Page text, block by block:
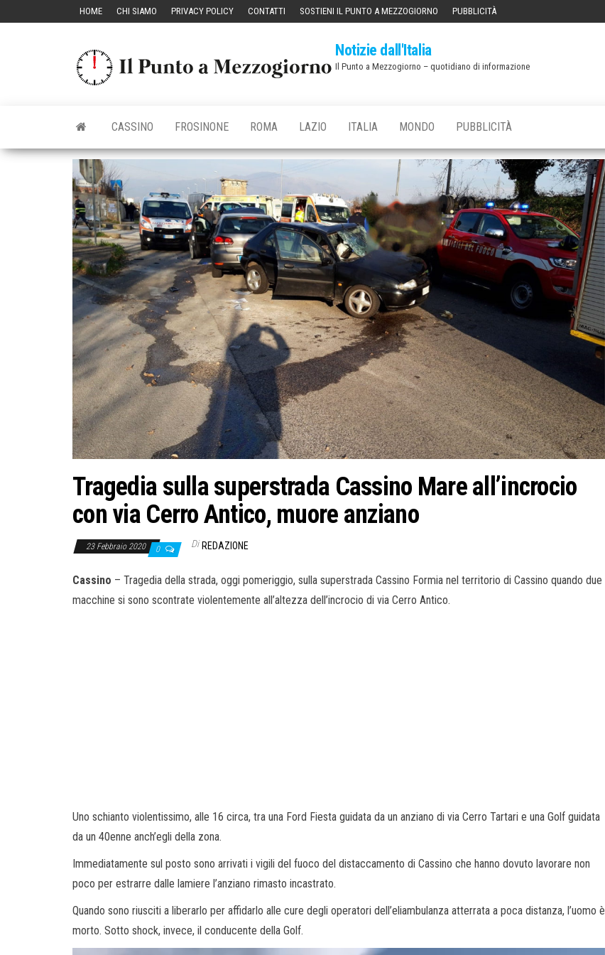
HOME CHI SIAMO PRIVACY POLICY CONTATTI SOSTIENI IL PUNTO A MEZZOGIORNO PUBBLICITÀ
Notizie dall'Italia
Il Punto a Mezzogiorno – quotidiano di informazione
CASSINO FROSINONE ROMA LAZIO ITALIA MONDO PUBBLICITÀ
Tragedia sulla superstrada Cassino Mare all’incrocio
con via Cerro Antico, muore anziano
23 Febbraio 2020 0 Di REDAZIONE
Cassino – Tragedia della strada, oggi pomeriggio, sulla superstrada Cassino Formia nel territorio di Cassino quando due
macchine si sono scontrate violentemente all’altezza dell’incrocio di via Cerro Antico.
Uno schianto violentissimo, alle 16 circa, tra una Ford Fiesta guidata da un anziano di via Cerro Tartari e una Golf guidata
da un 40enne anch’egli della zona.
Immediatamente sul posto sono arrivati i vigili del fuoco del distaccamento di Cassino che hanno dovuto lavorare non
poco per estrarre dalle lamiere l’anziano rimasto incastrato.
Quando sono riusciti a liberarlo per affidarlo alle cure degli operatori dell’eliambulanza atterrata a poca distanza, l’uomo è
morto. Sotto shock, invece, il conducente della Golf.